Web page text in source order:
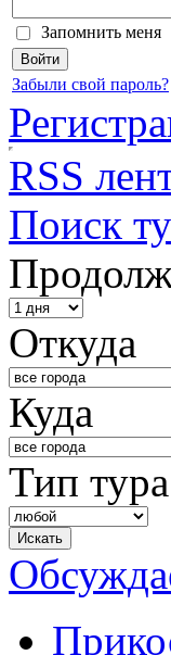
Запомнить меня
Забыли свой пароль?
RSS
Поиск
Откуда
Куда
Тип тура